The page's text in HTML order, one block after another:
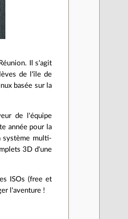
Il s'agit
de l'île de
basée sur la
de l'équipe
année pour la
système multi-
3D d'une
ISOs (free et
l'aventure !